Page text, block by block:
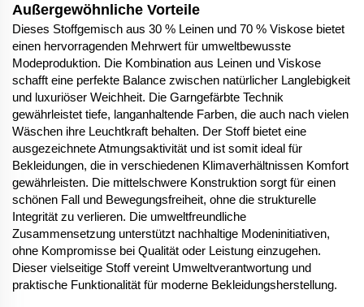
Außergewöhnliche Vorteile
Dieses Stoffgemisch aus 30 % Leinen und 70 % Viskose bietet
einen hervorragenden Mehrwert für umweltbewusste
Modeproduktion. Die Kombination aus Leinen und Viskose
schafft eine perfekte Balance zwischen natürlicher Langlebigkeit
und luxuriöser Weichheit. Die Garngefärbte Technik
gewährleistet tiefe, langanhaltende Farben, die auch nach vielen
Wäschen ihre Leuchtkraft behalten. Der Stoff bietet eine
ausgezeichnete Atmungsaktivität und ist somit ideal für
Bekleidungen, die in verschiedenen Klimaverhältnissen Komfort
gewährleisten. Die mittelschwere Konstruktion sorgt für einen
schönen Fall und Bewegungsfreiheit, ohne die strukturelle
Integrität zu verlieren. Die umweltfreundliche
Zusammensetzung unterstützt nachhaltige Modeninitiativen,
ohne Kompromisse bei Qualität oder Leistung einzugehen.
Dieser vielseitige Stoff vereint Umweltverantwortung und
praktische Funktionalität für moderne Bekleidungsherstellung.